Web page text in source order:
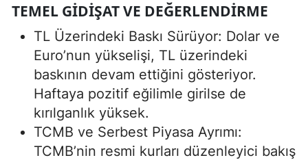
TEMEL GIDIŞAT VE DEĞERLENDIRME
TL Üzerindeki Baskı Sürüyor: Dolar ve
Euro’nun yükselişi, TL üzerindeki
baskının devam ettiğini gösteriyor.
Haftaya pozitif eğilimle girilse de
kırılganlık yüksek.
TCMB ve Serbest Piyasa Ayrımı:
TCMB’nin resmi kurları düzenleyici bakış